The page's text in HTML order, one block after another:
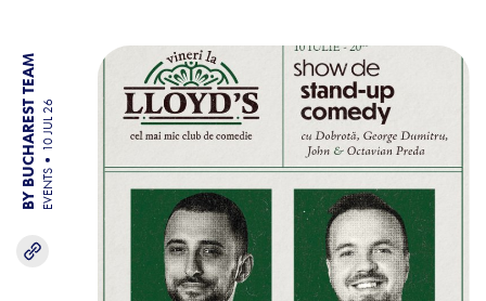
BY BUCHAREST TEAM EVENTS
10 JUL 26